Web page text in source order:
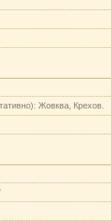
Жовква, Крехов.